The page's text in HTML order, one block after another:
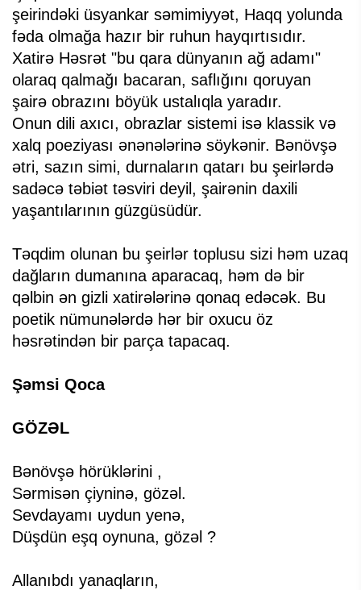
şeirindəki üsyankar səmimiyyət, Haqq yolunda
fəda olmağa hazır bir ruhun hayqırtısıdır.
Xatirə Həsrət "bu qara dünyanın ağ adamı"
olaraq qalmağı bacaran, saflığını qoruyan
şairə obrazını böyük ustalıqla yaradır.
Onun dili axıcı, obrazlar sistemi isə klassik və
xalq poeziyası ənənələrinə söykənir. Bənövşə
ətri, sazın simi, durnaların qatarı bu şeirlərdə
sadəcə təbiət təsviri deyil, şairənin daxili
yaşantılarının güzgüsüdür.
Təqdim olunan bu şeirlər toplusu sizi həm uzaq
dağların dumanına aparacaq, həm də bir
qəlbin ən gizli xatirələrinə qonaq edəcək. Bu
poetik nümunələrdə hər bir oxucu öz
həsrətindən bir parça tapacaq.
Şəmsi Qoca
GÖZƏL
Bənövşə hörüklərini ,
Sərmisən çiyninə, gözəl.
Sevdayamı uydun yenə,
Düşdün eşq oynuna, gözəl ?
Allanıbdı yanaqların,